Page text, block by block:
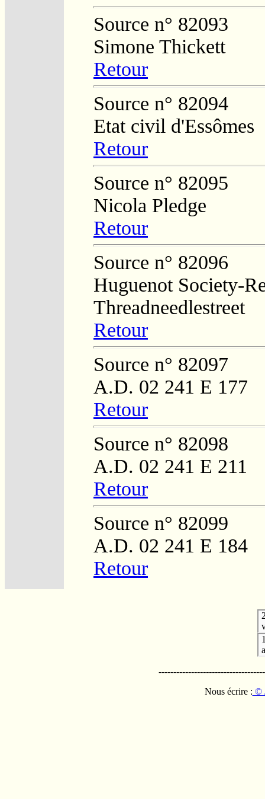
Source n° 82093
Simone Thickett
Retour
Source n° 82094
Etat civil d'Essômes
Retour
Source n° 82095
Nicola Pledge
Retour
Source n° 82096
Huguenot Society-
Threadneedlestreet
Retour
Source n° 82097
A.D. 02 241 E 177
Retour
Source n° 82098
A.D. 02 241 E 211
Retour
Source n° 82099
A.D. 02 241 E 184
Retour
Nous écrire : ©